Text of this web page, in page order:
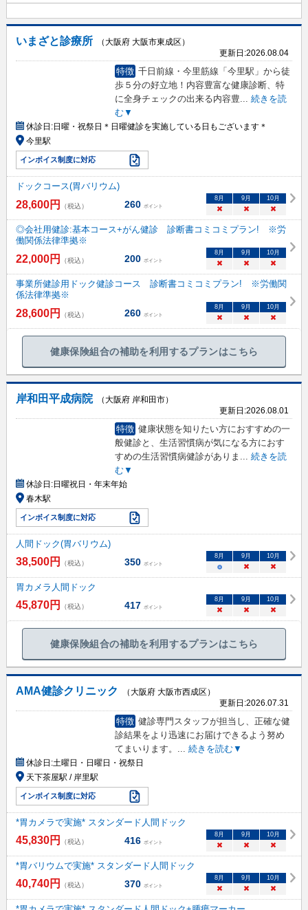
いまざと診療所
（大阪府 大阪市東成区）
更新日:2026.08.04
特徴 千日前線・今里筋線「今里駅」から徒
歩５分の好立地！内容豊富な健康診断、特
に全身チェックの出来る内容豊... 続きを読
む▼
休診日:日曜・祝祭日＊日曜健診を実施している日もございます＊
今里駅
インボイス制度に対応
ドックコース(胃バリウム)
28,600円 （税込） 260 ポイント
8月 9月 10月
× × ×
◎会社用健診:基本コース+がん健診 診断書コミコミプラン! ※労
働関係法律準拠※
22,000円 （税込） 200 ポイント
8月 9月 10月
× × ×
事業所健診用ドック健診コース 診断書コミコミプラン! ※労働関
係法律準拠※
28,600円 （税込） 260 ポイント
8月 9月 10月
× × ×
健康保険組合の補助を利用するプランはこちら
岸和田平成病院
（大阪府 岸和田市）
更新日:2026.08.01
特徴 健康状態を知りたい方におすすめの一
般健診と、生活習慣病が気になる方におす
すめの生活習慣病健診がありま
続きを読
む▼
休診日:日曜祝日・年末年始
春木駅
インボイス制度に対応
人間ドック(胃バリウム)
38,500円 （税込） 350 ポイント
8 月 9 月 10月
○ × ×
胃カメラ人間ドック
45,870円 （税込） 417 ポイント
8 月 9 月 10月
× × ×
健康保険組合の補助を利用するプランはこちら
AMA健診クリニック
（大阪府 大阪市西成区）
更新日:2026.07.31
特徴 健診専門スタッフが担当し、正確な健
診結果をより迅速にお届けできるよう努め
てまいります。
続きを読む▼
休診日:土曜日・日曜日・祝祭日
天下茶屋駅 / 岸里駅
インボイス制度に対応
*胃カメラで実施* スタンダード人間ドック
45,830円 （税込） 416 ポイント
8 月 9 月 10月
× × ×
*胃バリウムで実施* スタンダード人間ドック
40,740円 （税込） 370 ポイント
8 月 9 月 10月
× × ×